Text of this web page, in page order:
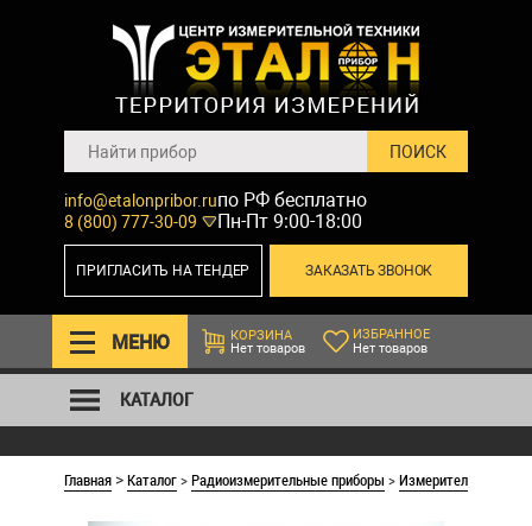
info@etalonpribor.ru
8 (800) 777-30-09
по РФ бесплатно
Пн-Пт 9:00-18:00
ЗАКАЗАТЬ ЗВОНОК
ПРИГЛАСИТЬ НА ТЕНДЕР
МЕНЮ
КОРЗИНА
Нет товаров
ИЗБРАННОЕ
Нет товаров
КАТАЛОГ
Главная >Каталог>Радиоизмерительные приборы >Измерители